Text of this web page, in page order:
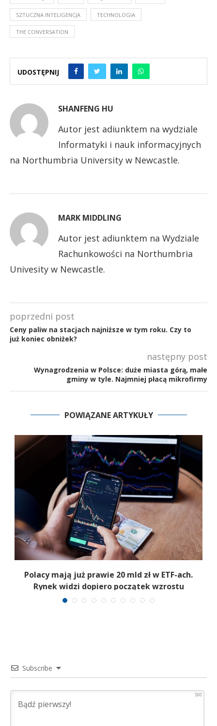
SZTUCZNA INTELIGENCJA TECHNOLOGIA
THE CONVERSATION
UDOSTĘPNIJ
SHANFENG HU
Autor jest adiunktem na wydziale
Informatyki i nauk informacyjnych
na Northumbria University w Newcastle.
MARK MIDDLING
Autor jest adiunktem na Wydziale
Rachunkowości na Northumbria
Univesity w Newcastle.
poprzedni post
Ceny paliw na stacjach najniższe w tym roku. Czy to
już koniec obniżek?
następny post
Wynagrodzenia w Polsce: duże miasta górą, małe
gminy w tyle. Najmniej płacą mikrofirmy
POWIĄZANE ARTYKUŁY
Polacy mają już prawie 20 mld zł w ETF-ach.
Rynek widzi dopiero początek wzrostu
Subscribe
500